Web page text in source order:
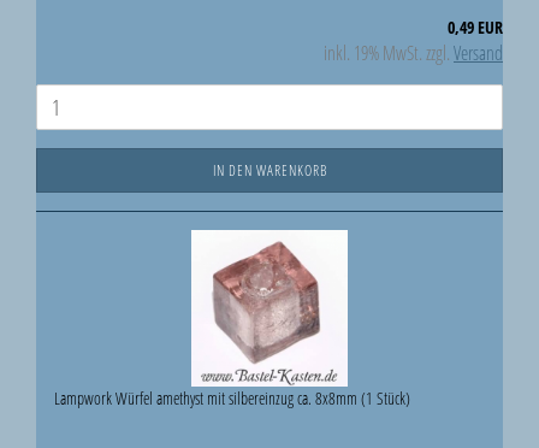
0,49 EUR
inkl. 19% MwSt. zzgl.Versand
IN DEN WARENKORB
Lampwork Würfel amethyst mit silbereinzug ca. 8x8mm (1 Stück)